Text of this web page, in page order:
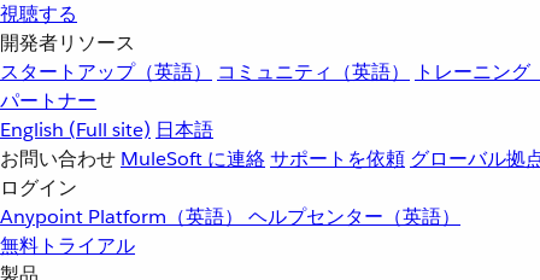
視聴する
開発者リソース
スタートアップ（英語）
コミュニティ（英語）
トレーニング
パートナー
English (Full site) 日本語
お問い合わせ MuleSoft に連絡サポートを依頼 グローバル拠
ログイン
Anypoint Platform（英語） ヘルプセンター（英語）
無料トライアル
製品